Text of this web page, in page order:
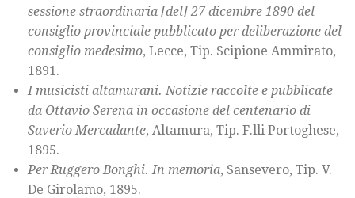
sessione straordinaria [del] 27 dicembre 1890 del
consiglio provinciale pubblicato per deliberazione del
consiglio medesimo, Lecce, Tip. Scipione Ammirato,
1891.
I musicisti altamurani. Notizie raccolte e pubblicate
da Ottavio Serena in occasione del centenario di
Saverio Mercadante, Altamura, Tip. F.lli Portoghese,
1895.
Per Ruggero Bonghi. In memoria, Sansevero, Tip. V.
De Girolamo, 1895.